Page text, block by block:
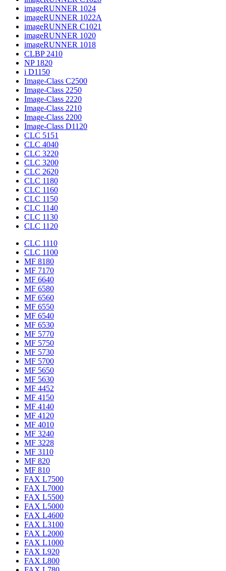
imageRUNNER 1024
imageRUNNER 1022A
imageRUNNER C1021
imageRUNNER 1020
imageRUNNER 1018
CLBP 2410
NP 1820
i D1150
Image-Class C2500
Image-Class 2250
Image-Class 2220
Image-Class 2210
Image-Class 2200
Image-Class D1120
CLC 5151
CLC 4040
CLC 3220
CLC 3200
CLC 2620
CLC 1180
CLC 1160
CLC 1150
CLC 1140
CLC 1130
CLC 1120
CLC 1110
CLC 1100
MF 8180
MF 7170
MF 6640
MF 6580
MF 6560
MF 6550
MF 6540
MF 6530
MF 5770
MF 5750
MF 5730
MF 5700
MF 5650
MF 5630
MF 4452
MF 4150
MF 4140
MF 4120
MF 4010
MF 3240
MF 3228
MF 3110
MF 820
MF 810
FAX L7500
FAX L7000
FAX L5500
FAX L5000
FAX L4600
FAX L3100
FAX L2000
FAX L1000
FAX L920
FAX L800